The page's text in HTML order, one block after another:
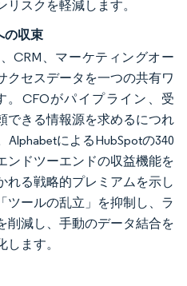
スクを軽減します。
の収束
CRM、マーケティングオー
クセスデータを一つの共有ワ
。CFOがパイプライン、受
できる情報源を求めるにつれ
によるHubSpotの340
ンドツーエンドの収益機能を
れる戦略的プレミアムを示し
ツールの乱立」を抑制し、ラ
削減し、手動のデータ結合を
ます。